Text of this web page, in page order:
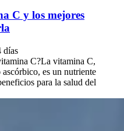
C y los mejores
días
C?La vitamina C,
es un nutriente
para la salud del